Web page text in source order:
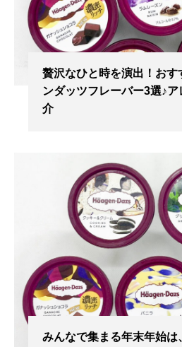
贅沢なひと時を演出！おす
ンダッツフレーバー3選♪
介
みんなで集まる年末年始は